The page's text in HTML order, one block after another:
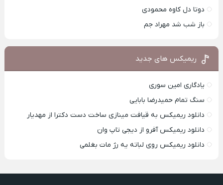
دوتا دل کاوه محمودی
باز شب شد مهراد جم
ریمیکس های جدید
یادگاری امین سوری
سنگ تمام حمیدرضا بابایی
دانلود ریمیکس به قیافت مینازی ساخت دست دکترا از مهدیار
دانلود ریمیکس آفرو از ديجی تاپ وان
دانلود ریمیکس روی لباته یه رژ مات بغلمی